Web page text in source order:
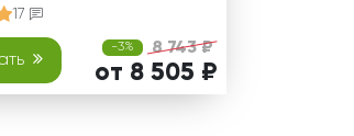
17
-3% 8 743 ₽
от 8 505 ₽